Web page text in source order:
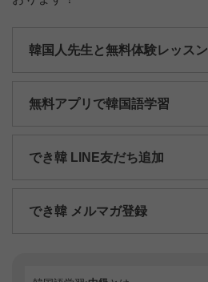
韓国人先生と無料体験レッスン
無料アプリで韓国語学習
でき韓 LINE友だち追加
でき韓 メルマガ登録